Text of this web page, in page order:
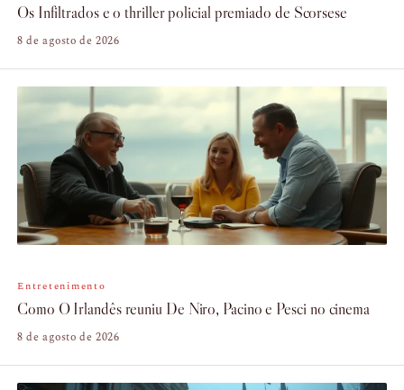
Os Infiltrados e o thriller policial premiado de Scorsese
8 de agosto de 2026
Entretenimento
Como O Irlandês reuniu De Niro, Pacino e Pesci no cinema
8 de agosto de 2026